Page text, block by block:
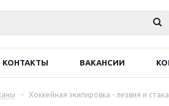
КОНТАКТЫ ВАКАНСИИ
- Хоккейная экипировка - лезвия и